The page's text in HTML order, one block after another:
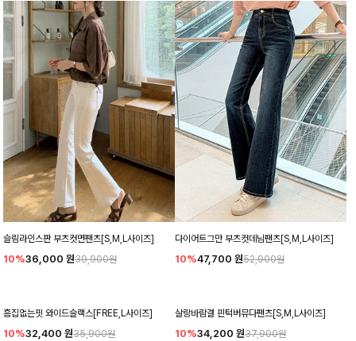
슬림라인스판 부츠컷면팬츠[S,M,L사이즈]
10%36,000 원39,900원
다이어트그만 부츠컷데님팬츠[S,M,L사이즈]
10%47,700 원52,900원
흠집없는핏 와이드슬랙스[FREE,L사이즈]
10%32,400 원35,900원
살랑바람결 핀턱버뮤다팬츠[S,M,L사이즈]
10%34,200 원37,900원